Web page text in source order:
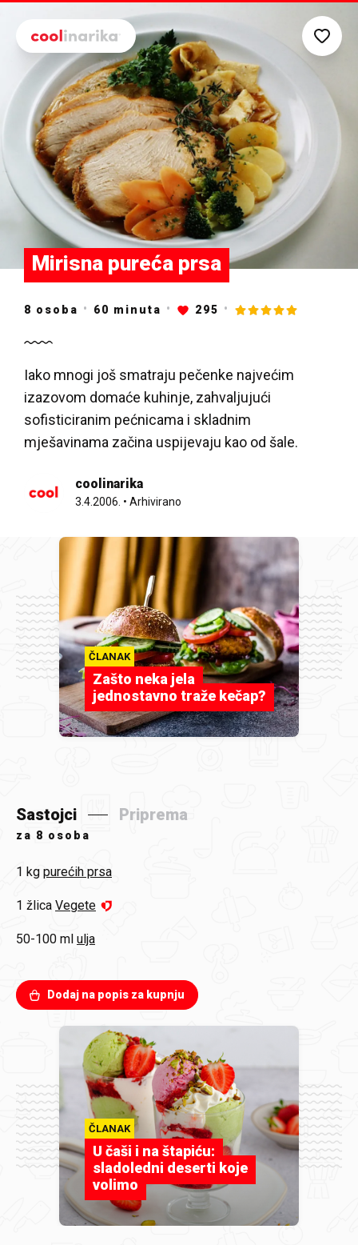
Mirisna pureća prsa
8 osoba 60 minuta 295
Iako mnogi još smatraju pečenke najvećim
izazovom domaće kuhinje, zahvaljujući
sofisticiranim pećnicama i skladnim
mješavinama začina uspijevaju kao od šale.
coolinarika
3.4.2006. • Arhivirano
ČLANAK
Zašto neka jela
jednostavno traže kečap?
Sastojci Priprema
za 8 osoba
1 kg purećih prsa
1 žlica Vegete
50-100 ml ulja
Dodaj na popis za kupnju
ČLANAK
U čaši i na štapiću:
sladoledni deserti koje
volimo